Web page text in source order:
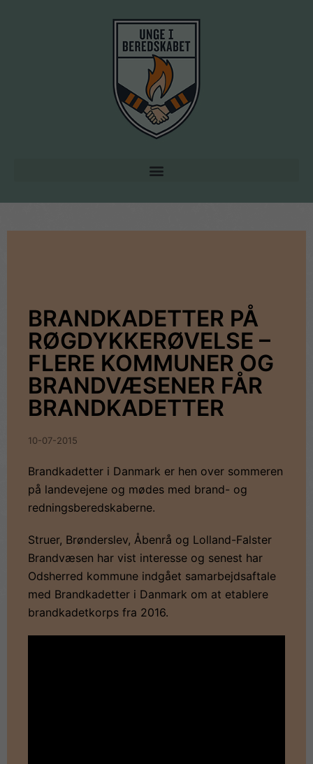
BRANDKADETTER PÅ
RØGDYKKERØVELSE –
FLERE KOMMUNER OG
BRANDVÆSENER FÅR
BRANDKADETTER
10-07-2015
Brandkadetter i Danmark er hen over sommeren
på landevejene og mødes med brand- og
redningsberedskaberne.
Struer, Brønderslev, Åbenrå og Lolland-Falster
Brandvæsen har vist interesse og senest har
Odsherred kommune indgået samarbejdsaftale
med Brandkadetter i Danmark om at etablere
brandkadetkorps fra 2016.